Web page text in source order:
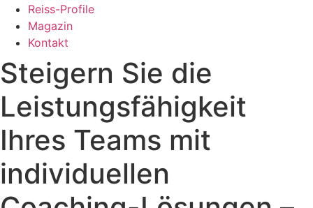
Reiss-Profile
Magazin
Kontakt
Steigern Sie die
Leistungsfähigkeit
Ihres Teams mit
individuellen